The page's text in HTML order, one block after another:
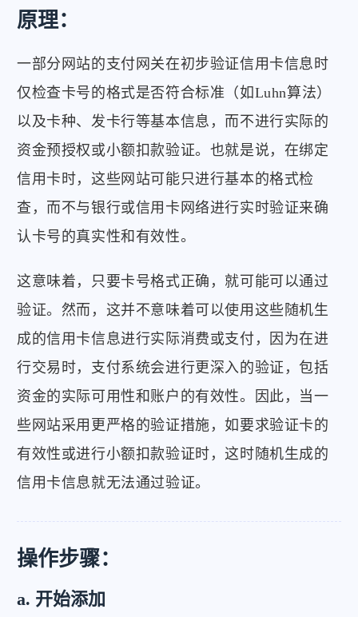
原理：
一部分网站的支付网关在初步验证信用卡信息时
仅检查卡号的格式是否符合标准（如Luhn算法）
以及卡种、发卡行等基本信息，而不进行实际的
资金预授权或小额扣款验证。也就是说，在绑定
信用卡时，这些网站可能只进行基本的格式检
查，而不与银行或信用卡网络进行实时验证来确
认卡号的真实性和有效性。
这意味着，只要卡号格式正确，就可能可以通过
验证。然而，这并不意味着可以使用这些随机生
成的信用卡信息进行实际消费或支付，因为在进
行交易时，支付系统会进行更深入的验证，包括
资金的实际可用性和账户的有效性。因此，当一
些网站采用更严格的验证措施，如要求验证卡的
有效性或进行小额扣款验证时，这时随机生成的
信用卡信息就无法通过验证。
操作步骤：
a. 开始添加